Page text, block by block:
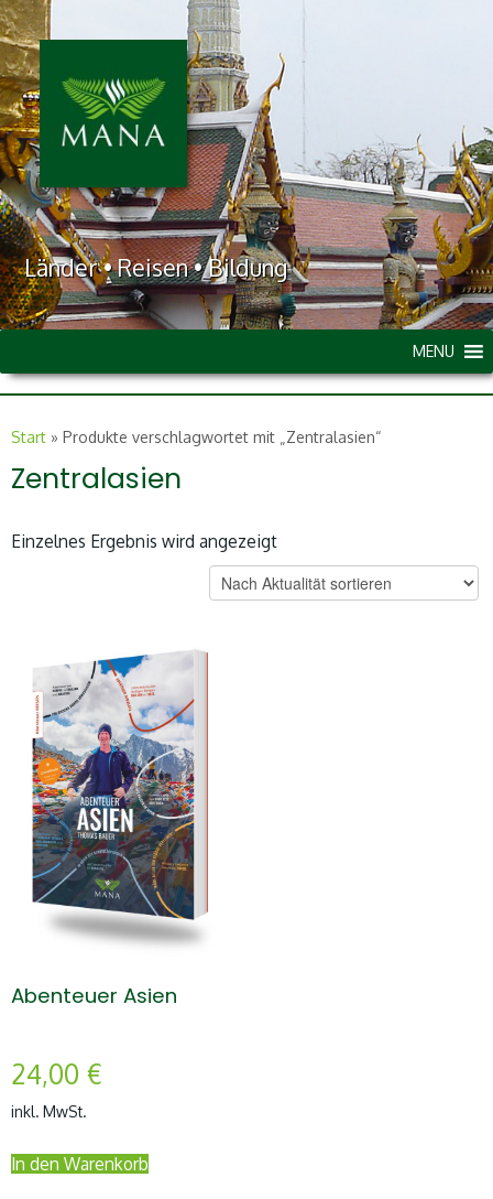
Länder • Reisen • Bildung
MENU
Start » Produkte verschlagwortet mit „Zentralasien“
Zentralasien
Einzelnes Ergebnis wird angezeigt
Abenteuer Asien
24,00 €
inkl. MwSt.
In den Warenkorb